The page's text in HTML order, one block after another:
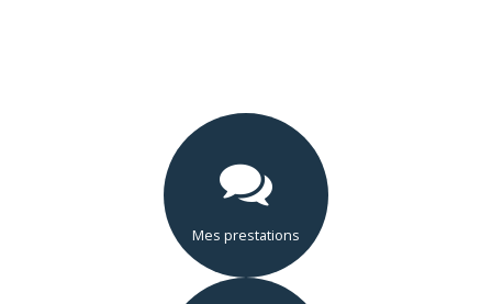
Mes prestations